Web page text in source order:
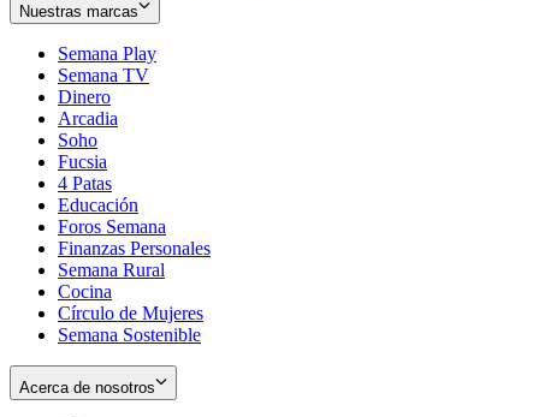
Nuestras marcas
Semana Play
Semana TV
Dinero
Arcadia
Soho
in
new
window
Fucsia
in
new
window
4 Patas
Educación
Foros Semana
Finanzas Personales
Semana Rural
Cocina
Círculo de Mujeres
Semana Sostenible
Acerca de nosotros